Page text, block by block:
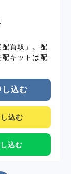
買取」。配
キットは配
込む
込む
込む